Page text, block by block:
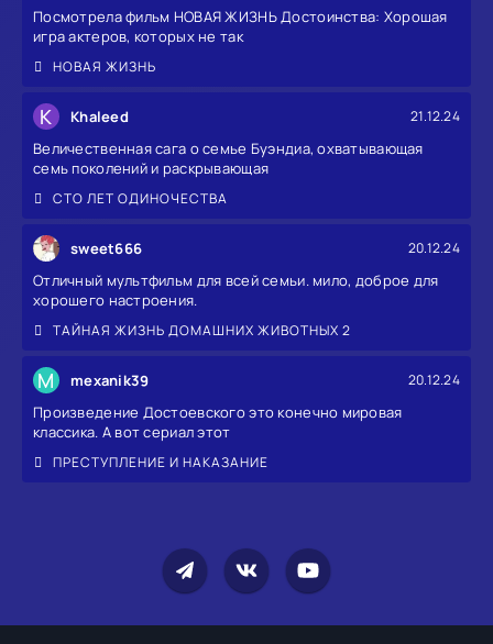
Посмотрела фильм НОВАЯ ЖИЗНЬ Достоинства: Хорошая
игра актеров, которых не так
НОВАЯ ЖИЗНЬ
K Khaleed 21.12.24
Величественная сага о семье Буэндиа, охватывающая
семь поколений и раскрывающая
СТО ЛЕТ ОДИНОЧЕСТВА
sweet666 20.12.24
Отличный мультфильм для всей семьи. мило, доброе для
хорошего настроения.
ТАЙНАЯ ЖИЗНЬ ДОМАШНИХ ЖИВОТНЫХ 2
M mexanik39 20.12.24
Произведение Достоевского это конечно мировая
классика. А вот сериал этот
ПРЕСТУПЛЕНИЕ И НАКАЗАНИЕ